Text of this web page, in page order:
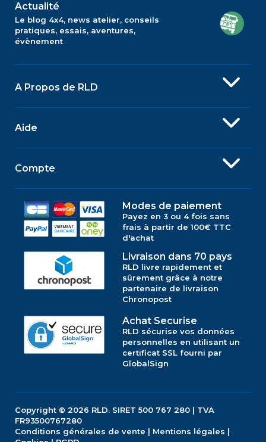
Actualité
Le blog 4x4, news atelier, conseils
pratiques, essais, aventures,
évènement
A Propos de RLD
Aide
Compte
Modes de paiement
Payez en 3 ou 4 fois sans
frais à partir de 100€ TTC
d'achat
Livraison dans 70 pays
RLD livre rapidement et
sûrement grâce à notre
partenaire de livraison
Chronopost
Achat Securise
RLD sécurise vos données
personnelles en utilisant un
certificat SSL fourni par
GlobalSign
Copyright © 2026 RLD. SIRET 500 767 280 | TVA
FR93500767280
Conditions générales de vente | Mentions légales |